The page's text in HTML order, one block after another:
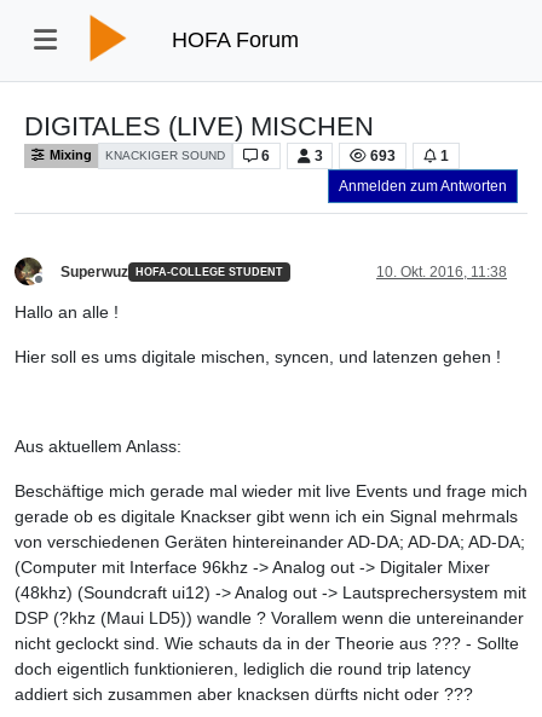
HOFA Forum
DIGITALES (LIVE) MISCHEN
Mixing KNACKIGER SOUND 6 3 693
1
Anmelden zum Antworten
Superwuz HOFA-COLLEGE STUDENT 10. Okt. 2016, 11:38
Hallo an alle !
Hier soll es ums digitale mischen, syncen, und latenzen gehen !
Aus aktuellem Anlass:
Beschäftige mich gerade mal wieder mit live Events und frage mich
gerade ob es digitale Knackser gibt wenn ich ein Signal mehrmals
von verschiedenen Geräten hintereinander AD-DA; AD-DA; AD-DA;
(Computer mit Interface 96khz -> Analog out -> Digitaler Mixer
(48khz) (Soundcraft ui12) -> Analog out -> Lautsprechersystem mit
DSP (?khz (Maui LD5)) wandle ? Vorallem wenn die untereinander
nicht geclockt sind. Wie schauts da in der Theorie aus ??? - Sollte
doch eigentlich funktionieren, lediglich die round trip latency
addiert sich zusammen aber knacksen dürfts nicht oder ???